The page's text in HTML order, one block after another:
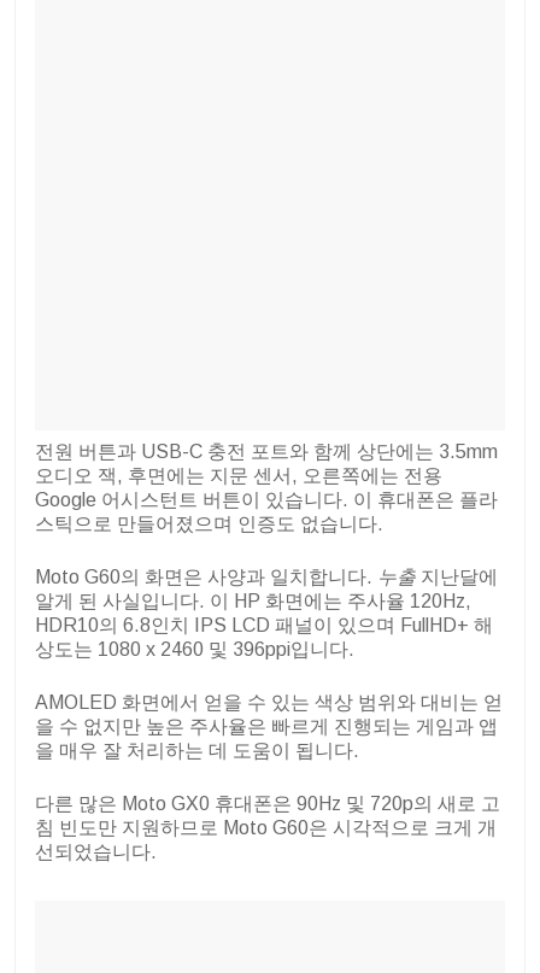
전원 버튼과 USB-C 충전 포트와 함께 상단에는 3.5mm
오디오 잭, 후면에는 지문 센서, 오른쪽에는 전용
Google 어시스턴트 버튼이 있습니다. 이 휴대폰은 플라
스틱으로 만들어졌으며 인증도 없습니다.
Moto G60의 화면은 사양과 일치합니다. 누출 지난달에
알게 된 사실입니다. 이 HP 화면에는 주사율 120Hz,
HDR10의 6.8인치 IPS LCD 패널이 있으며 FullHD+ 해
상도는 1080 x 2460 및 396ppi입니다.
AMOLED 화면에서 얻을 수 있는 색상 범위와 대비는 얻
을 수 없지만 높은 주사율은 빠르게 진행되는 게임과 앱
을 매우 잘 처리하는 데 도움이 됩니다.
다른 많은 Moto GX0 휴대폰은 90Hz 및 720p의 새로 고
침 빈도만 지원하므로 Moto G60은 시각적으로 크게 개
선되었습니다.